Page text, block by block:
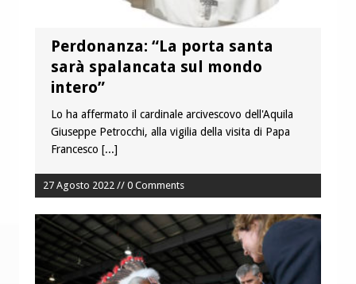
Perdonanza: “La porta santa
sarà spalancata sul mondo
intero”
Lo ha affermato il cardinale arcivescovo dell'Aquila
Giuseppe Petrocchi, alla vigilia della visita di Papa
Francesco [...]
27 Agosto 2022 // 0 Comments